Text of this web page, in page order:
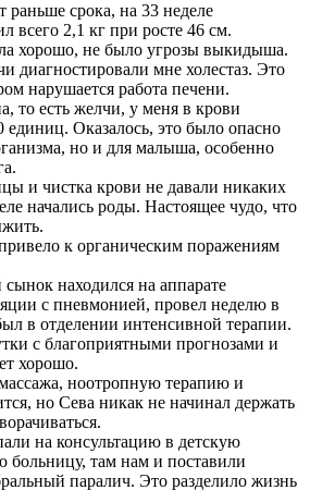
раньше срока, на 33 неделе
всего 2,1 кг при росте 46 см.
хорошо, не было угрозы выкидыша.
диагностировали мне холестаз. Это
нарушается работа печени.
то есть желчи, у меня в крови
единиц. Оказалось, это было опасно
но и для малыша, особенно
и чистка крови не давали никаких
начались роды. Настоящее чудо, что
к органическим поражениям
находился на аппарате
с пневмонией, провел неделю в
в отделении интенсивной терапии.
с благоприятными прогнозами и
хорошо.
ноотропную терапию и
но Сева никак не начинал держать
на консультацию в детскую
больницу, там нам и поставили
паралич. Это разделило жизнь